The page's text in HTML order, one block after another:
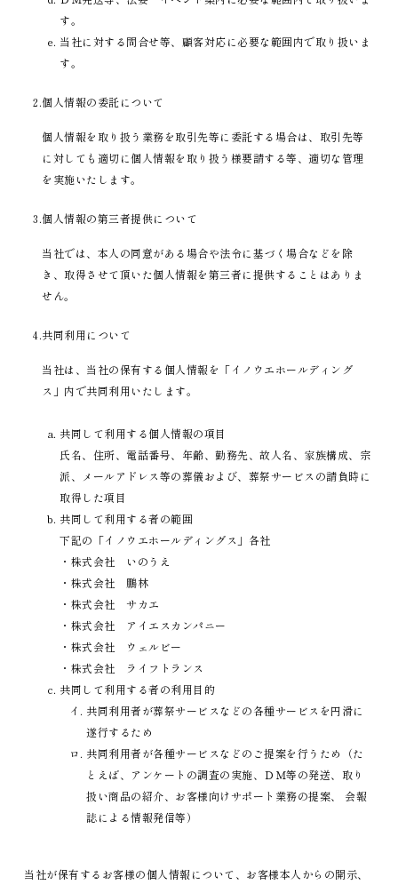
す。
当社に対する問合せ等、顧客対応に必要な範囲内で取り扱いま
す。
2.個人情報の委託について
個人情報を取り扱う業務を取引先等に委託する場合は、取引先等
に対しても適切に個人情報を取り扱う様要請する等、適切な管理
を実施いたします。
3.個人情報の第三者提供について
当社では、本人の同意がある場合や法令に基づく場合などを除
き、取得させて頂いた個人情報を第三者に提供することはありま
せん。
4.共同利用について
当社は、当社の保有する個人情報を「イノウエホールディング
ス」内で共同利用いたします。
共同して利用する個人情報の項目
氏名、住所、電話番号、年齢、勤務先、故人名、家族構成、宗
派、メールアドレス等の葬儀および、葬祭サービスの請負時に
取得した項目
共同して利用する者の範囲
下記の「イノウエホールディングス」各社
・株式会社 いのうえ
・株式会社 鵬林
・株式会社 サカエ
・株式会社 アイエスカンパニー
・株式会社 ウェルビー
・株式会社 ライフトランス
共同して利用する者の利用目的
共同利用者が葬祭サービスなどの各種サービスを円滑に
遂行するため
共同利用者が各種サービスなどのご提案を行うため（た
とえば、アンケートの調査の実施、ＤＭ等の発送、取り
扱い商品の紹介、お客様向けサポート業務の提案、 会報
誌による情報発信等）
当社が保有するお客様の個人情報について、お客様本人からの開示、